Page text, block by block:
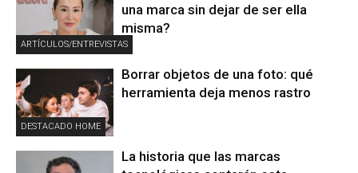
ARTÍCULOS/ENTREVISTAS
una marca sin dejar de ser ella
misma?
DESTACADO HOME
Borrar objetos de una foto: qué
herramienta deja menos rastro
La historia que las marcas